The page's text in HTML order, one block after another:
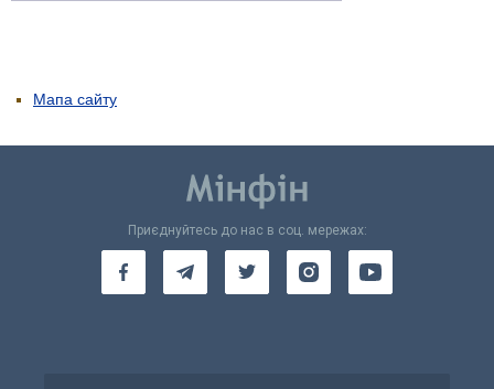
Мапа сайту
Приєднуйтесь до нас в соц. мережах: